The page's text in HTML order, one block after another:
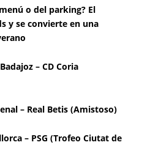
o del parking? El
y se convierte en una
– CD Coria
– Real Betis (Amistoso)
– PSG (Trofeo Ciutat de